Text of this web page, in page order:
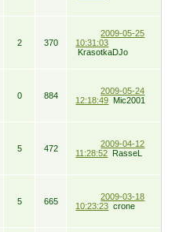
2 370
2009-05-25
10:31:03
KrasotkaDJo
0 884
2009-05-24
12:18:49 Mic2001
5 472
2009-04-12
11:28:52 RasseL
5 665
2009-03-18
10:23:23 crone